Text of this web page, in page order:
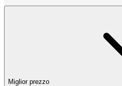
Miglior prezzo